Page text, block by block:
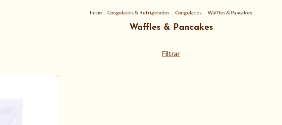
Inicio Congelados & Refrigerados Congelados Waffles & Pancakes
Waffles & Pancakes
Filtrar